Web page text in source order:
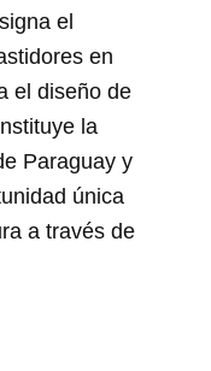
el
en
el diseño de
la
Paraguay y
única
a través de